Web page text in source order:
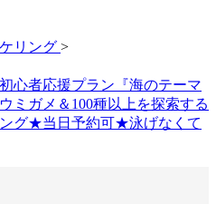
リング >
心者応援プラン『海のテーマ
ミガメ＆100種以上を探索する
グ★当日予約可★泳げなくて